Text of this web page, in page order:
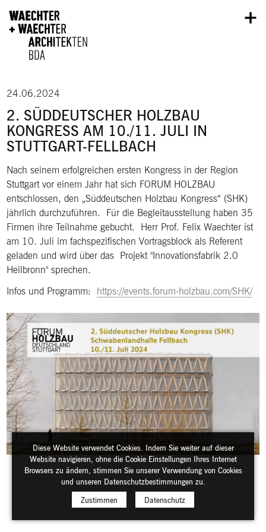
24.06.2024
2. SÜDDEUTSCHER HOLZBAU
KONGRESS AM 10./11. JULI IN
STUTTGART-FELLBACH
Nach seinem erfolgreichen ersten Kongress in der Region
Stuttgart vor einem Jahr hat sich FORUM HOLZBAU
entschlossen, den „Süddeutschen Holzbau Kongress“ (SHK)
jährlich durchzuführen. Für die Begleitausstellung haben 35
Firmen ihre Teilnahme gebucht. Herr Prof. Felix Waechter ist
am 10. Juli im fachspezifischen Vortragsblock als Referent
geladen und wird über das Projekt "Innovationsfabrik 2.0
Heilbronn" sprechen.
Infos und Programm: https://events.forum-holzbau.com/SHK/
Diese Website verwendet Cookies. Indem Sie weiter auf dieser
Website navigieren, ohne die Cookie Einstellungen Ihres Internet
Browsers zu ändern, stimmen Sie unserer Verwendung von Cookies
und unseren Datenschutzbestimmungen zu.
Zustimmen
Datenschutz